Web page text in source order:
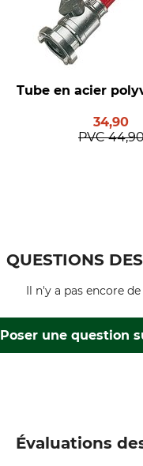
Tube en acier
34,90
PVC
QUESTIONS
Poser une question
Il n'y a pas encore
Évaluations